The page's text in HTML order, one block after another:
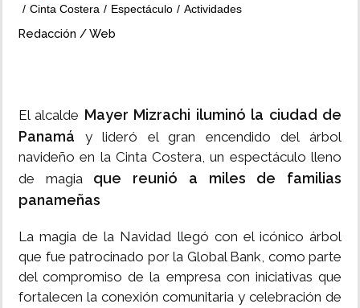
Cinta Costera
Espectáculo Actividades
Redacción / Web
El alcalde Mayer Mizrachi iluminó la ciudad de
Panamá y lideró el gran encendido del árbol
navideño en la Cinta Costera, un espectáculo lleno
de magia que reunió a miles de familias
panameñas
La magia de la Navidad llegó con el icónico árbol
que fue patrocinado por la Global Bank, como parte
del compromiso de la empresa con iniciativas que
fortalecen la conexión comunitaria y celebración de